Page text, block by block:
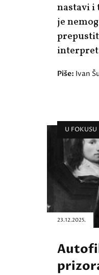
nastavi i
je
Piše: Ivan
U FOKUSU
23.12.2025.